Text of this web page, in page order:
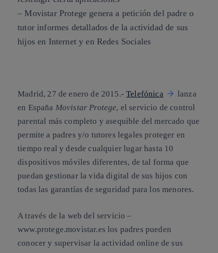
– Movistar Protege genera a petición del padre o
tutor informes detallados de la actividad de sus
hijos en Internet y en Redes Sociales
Madrid, 27 de enero de 2015.-Telefónica
lanza
en España Movistar Protege, el servicio de control
parental más completo y asequible del mercado que
permite a padres y/o tutores legales proteger en
tiempo real y desde cualquier lugar hasta 10
dispositivos móviles diferentes, de tal forma que
puedan gestionar la vida digital de sus hijos con
todas las garantías de seguridad para los menores.
A través de la web del servicio –
www.protege.movistar.es los padres pueden
conocer y supervisar la actividad online de sus